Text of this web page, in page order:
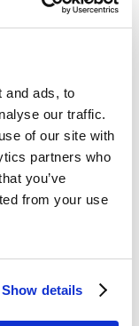
and ads, to
our traffic.
of our site with
partners who
you’ve
from your use
Show details